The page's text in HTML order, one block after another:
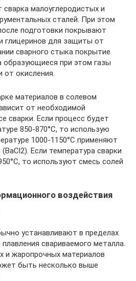
малоуглеродистых и
сталей. При этом
подготовки покрывают
глицеринов для защиты от
сварного стыка покрытие
образующиеся при этом газы
окисления.
материалов в солевом
от необходимой
сварки. Если процесс будет
850-870°C, то использую
1000-1150°C применяют
Если температура сварки
то используют смесь солей
воздействия
устанавливают в пределах
свариваемого металла.
и жаропрочных материалов
быть несколько выше